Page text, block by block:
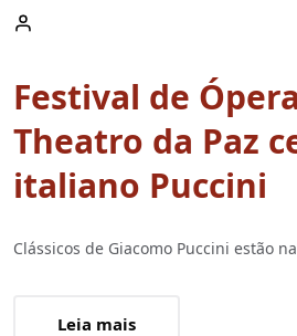
Festival de
Theatro da Paz
italiano Puccini
Clássicos de Giacomo Puccini estão
Leia mais